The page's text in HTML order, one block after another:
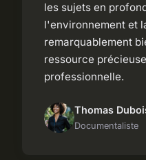
les sujets en
l'environnement et
remarquablement
ressource
professionnelle.
Thomas
Documentaliste